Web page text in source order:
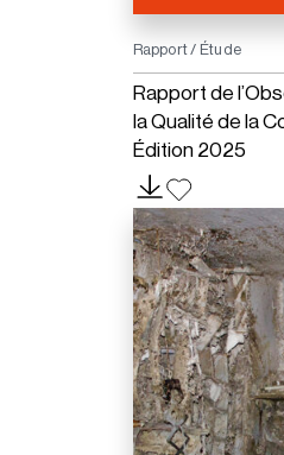
Rapport / Étude
Rapport de
la Qualité de la
Édition 2025